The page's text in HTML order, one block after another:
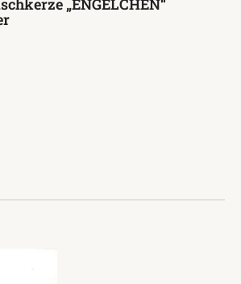
„ENGELCHEN“